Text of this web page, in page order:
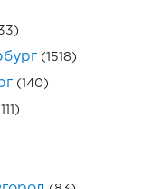
(1518)
(140)